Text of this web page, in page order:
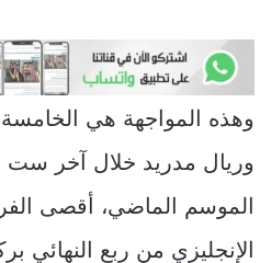
وهذه المواجهة هي
وريال مدريد خلال آخر
الموسم الماضي، أقصى
الإنجليزي من ربع النهائي